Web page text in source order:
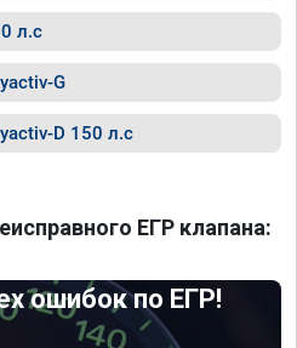
л.с
G
D 150 л.с
ЕГР клапана:
ошибок по ЕГР!